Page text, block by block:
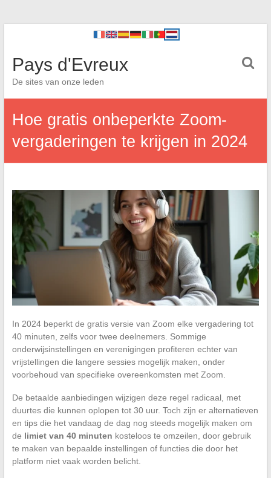
Pays d'Evreux
De sites van onze leden
Hoe gratis onbeperkte Zoom-
vergaderingen te krijgen in 2024
In 2024 beperkt de gratis versie van Zoom elke vergadering tot
40 minuten, zelfs voor twee deelnemers. Sommige
onderwijsinstellingen en verenigingen profiteren echter van
vrijstellingen die langere sessies mogelijk maken, onder
voorbehoud van specifieke overeenkomsten met Zoom.
De betaalde aanbiedingen wijzigen deze regel radicaal, met
duurtes die kunnen oplopen tot 30 uur. Toch zijn er alternatieven
en tips die het vandaag de dag nog steeds mogelijk maken om
de limiet van 40 minuten kosteloos te omzeilen, door gebruik
te maken van bepaalde instellingen of functies die door het
platform niet vaak worden belicht.